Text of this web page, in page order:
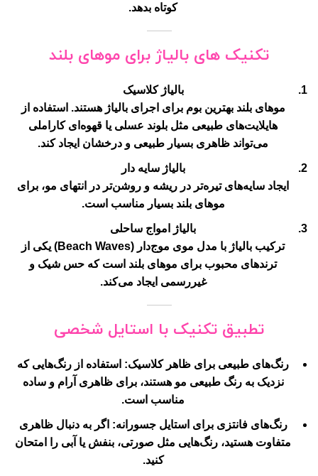
کوتاه بدهد.
تکنیک های بالیاژ برای موهای بلند
بالیاژ کلاسیک
موهای بلند بهترین بوم برای اجرای بالیاژ هستند. استفاده از
هایلایت‌های طبیعی مثل بلوند عسلی یا قهوه‌ای کاراملی
می‌تواند ظاهری بسیار طبیعی و درخشان ایجاد کند.
بالیاژ سایه دار
ایجاد سایه‌های تیره‌تر در ریشه و روشن‌تر در انتهای مو، برای
موهای بلند بسیار مناسب است.
بالیاژ امواج ساحلی
ترکیب بالیاژ با مدل موی موج‌دار (Beach Waves) یکی از
ترندهای محبوب برای موهای بلند است که حس شیک و
غیررسمی ایجاد می‌کند.
تطبیق تکنیک با استایل شخصی
رنگ‌های طبیعی برای ظاهر کلاسیک: استفاده از رنگ‌هایی که
نزدیک به رنگ طبیعی مو هستند، برای ظاهری آرام و ساده
مناسب است.
رنگ‌های فانتزی برای استایل جسورانه: اگر به دنبال ظاهری
متفاوت هستید، رنگ‌هایی مثل صورتی، بنفش یا آبی را امتحان
کنید.